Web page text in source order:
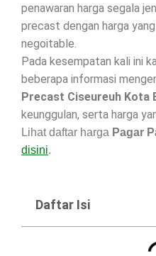
penawaran harga segala
precast dengan harga
negoitable.
Pada kesempatan kali ini
beberapa informasi
Precast Ciseureuh Kota
keunggulan, serta harga
Lihat daftar harga Pagar
disini.
Daftar Isi